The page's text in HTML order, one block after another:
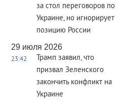
за стол переговоров по
Украине, но игнорирует
позицию России
29 июля 2026
23:42
Трамп заявил, что
призвал Зеленского
закончить конфликт на
Украине